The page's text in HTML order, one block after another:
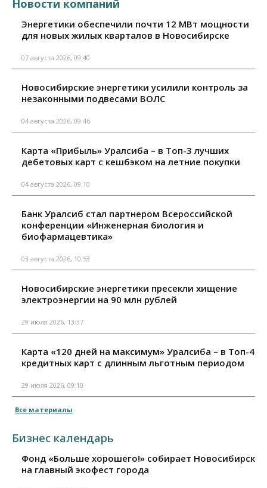
Новости компаний
Энергетики обеспечили почти 12 МВт мощности
для новых жилых кварталов в Новосибирске
07 августа 2026, 09:40
Новосибирские энергетики усилили контроль за
незаконными подвесами ВОЛС
04 августа 2026, 09:46
Карта «Прибыль» Уралсиба – в Топ-3 лучших
дебетовых карт с кешбэком на летние покупки
04 августа 2026, 09:10
Банк Уралсиб стал партнером Всероссийской
конференции «Инженерная биология и
биофармацевтика»
03 августа 2026, 10:53
Новосибирские энергетики пресекли хищение
электроэнергии на 90 млн рублей
29 июля 2026, 13:37
Карта «120 дней на максимум» Уралсиба – в Топ-4
кредитных карт с длинным льготным периодом
29 июля 2026, 09:10
Все материалы
Бизнес календарь
Фонд «Больше хорошего!» собирает Новосибирск
на главный экофест города